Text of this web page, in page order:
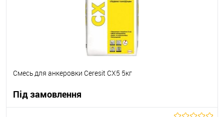
Смесь для анкеровки Ceresit СХ5 5кг
Під замовлення